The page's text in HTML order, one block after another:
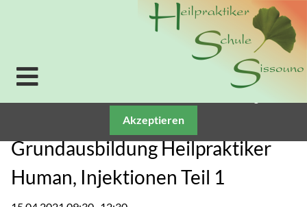
Grundausbildung Heilpraktiker
Human, Injektionen Teil 1
Verwendung von Cookies: Um unsere Webseite für Sie
optimal zu gestalten und fortlaufend verbessern zu
können, verwenden wir Cookies. Durch die weitere
Nutzung der Webseite stimmen Sie der Verwendung
von Cookies zu. Weitere Informationen zu Cookies
Akzeptieren